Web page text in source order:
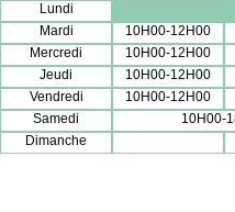
Lundi
Mardi
10H00-12H00
Mercredi
10H00-12H00
Jeudi
10H00-12H00
Vendredi
10H00-12H00
Samedi
10H00-
Dimanche